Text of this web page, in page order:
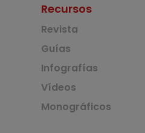
Recursos
Revista
Guías
Infografías
Vídeos
Monográficos